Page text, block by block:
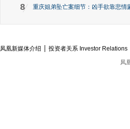
8 重庆姐弟坠亡案细节：凶手欲靠悲情
凤凰新媒体介绍 投资者关系 Investor Relations
凤